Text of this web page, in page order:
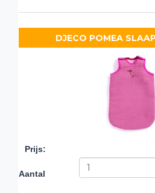
DJECO POMEA
Prijs:
Aantal